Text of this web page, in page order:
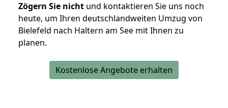
Zögern Sie nicht und kontaktieren Sie uns noch
heute, um Ihren deutschlandweiten Umzug von
Bielefeld nach Haltern am See mit Ihnen zu
planen.
Kostenlose Angebote erhalten